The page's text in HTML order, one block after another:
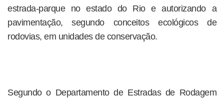
estrada-parque no estado do Rio e autorizando a
pavimentação, segundo conceitos ecológicos de
rodovias, em unidades de conservação.
Segundo o Departamento de Estradas de Rodagem